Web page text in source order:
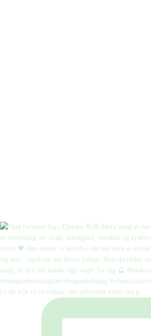
Er du klar til en roman, der udfordrer vores syn p